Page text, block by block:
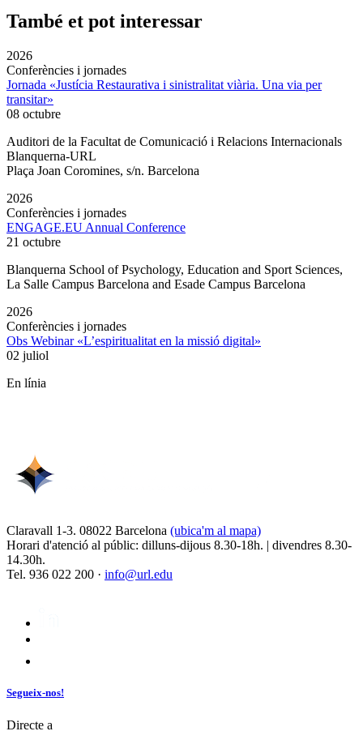
També et pot interessar
2026
Conferències i jornades
Jornada «Justícia Restaurativa i sinistralitat viària. Una via per
transitar»
08 octubre
Auditori de la Facultat de Comunicació i Relacions Internacionals
Blanquerna-URL
Plaça Joan Coromines, s/n. Barcelona
2026
Conferències i jornades
ENGAGE.EU Annual Conference
21 octubre
Blanquerna School of Psychology, Education and Sport Sciences,
La Salle Campus Barcelona and Esade Campus Barcelona
2026
Conferències i jornades
Obs Webinar «L’espiritualitat en la missió digital»
02 juliol
En línia
Claravall 1-3. 08022 Barcelona (ubica'm al mapa)
Horari d'atenció al públic: dilluns-dijous 8.30-18h. | divendres 8.30-
14.30h.
Tel. 936 022 200 · info@url.edu
Segueix-nos!
Directe a